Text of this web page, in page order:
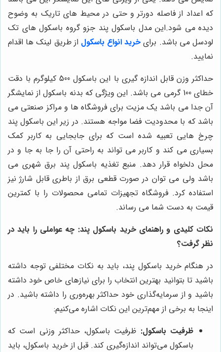
که اعداد از فاصله دورتر و حتی در محیط های تاریک به وضوح
دیده می شود.این مدل باسکول پند جزو گروه باسکول های تک
لودسل می باشد. برای خرید انواع باسکول از طریق لینک ها اقدام
نمایید.
حداکثر وزن قابل اندازه گیری با این باسکول 500 کیلوگرم با دقت
خطای 100 گرمی می باشد. این ویژگی که بدنه باسکول از نمایشگر
آن جدا می باشد یک مزیت برای فروشگاه ها و مراکز صنعتی می
باشد که با محدودیت فضا مواجه هستند. در زیر این باسکول پند
چرخ هایی تعبیه شده است که برای جابجایی به کاربر کمک
بسیاری می کند و کاربر می تواند به راحتی آن را جا به جا و در
محل دلخواه قرار دهد. منبع تغذیه باسکول پند برق شهری می
باشد ولی می توان در صورت قطعی برق از باطری قابل شارژ نیز
استفاده کرد. فروشگاه تجهیزات تمامی محصولات را با کمترین
قیمت به دست شما می رساند.
نکات کلیدی و راهنمای خرید باسکول پند: چه عواملی را باید در
نظر گرفت؟
در هنگام خرید باسکول پند، باید به نکات مختلفی توجه داشته
باشید تا بتوانید بهترین انتخاب را برای نیازهای خاص خود داشته
باشید و از سرمایه‌گذاری خود حداکثر بهره‌وری را داشته باشید. در
اینجا به برخی از مهم‌ترین این نکات اشاره می‌کنیم:
ظرفیت باسکول: ظرفیت باسکول، حداکثر وزنی است که
باسکول می‌تواند اندازه‌گیری کند. قبل از خرید باسکول، باید